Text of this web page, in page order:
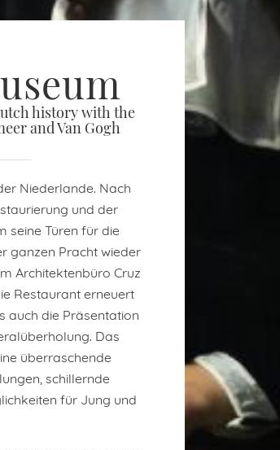
history with the
and Van Gogh
Niederlande. Nach
und der
seine Türen für die
ganzen Pracht wieder
Architektenbüro Cruz
Restaurant erneuert
auch die Präsentation
Das
überraschende
schillernde
für Jung und